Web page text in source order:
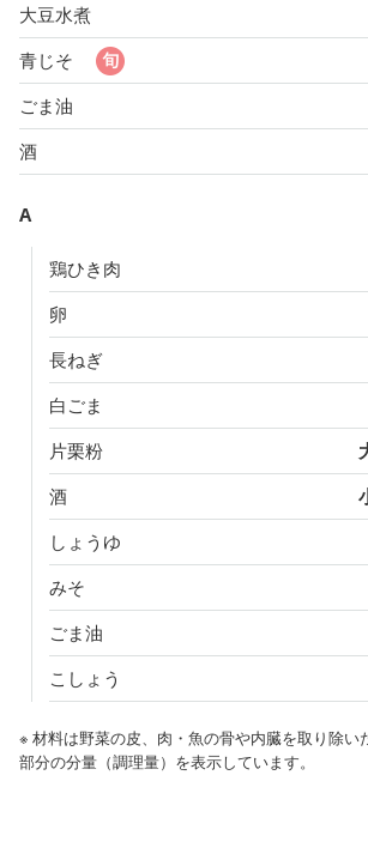
大豆水煮
青じそ
ごま油
酒
A
鶏ひき肉
卵
長ねぎ
白ごま
片栗粉
酒
しょうゆ
みそ
ごま油
こしょう
※ 材料は野菜の皮、肉・魚の骨や内臓を取り除い
部分の分量（調理量）を表示しています。